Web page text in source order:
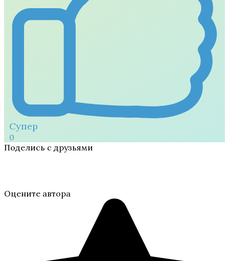
Супер
0
Поделись с друзьями
Оцените автора